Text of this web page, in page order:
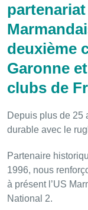
deuxième
Garonne
clubs de
Depuis plus de 25
durable avec le
Partenaire
1996, nous
à présent l’US
National 2.